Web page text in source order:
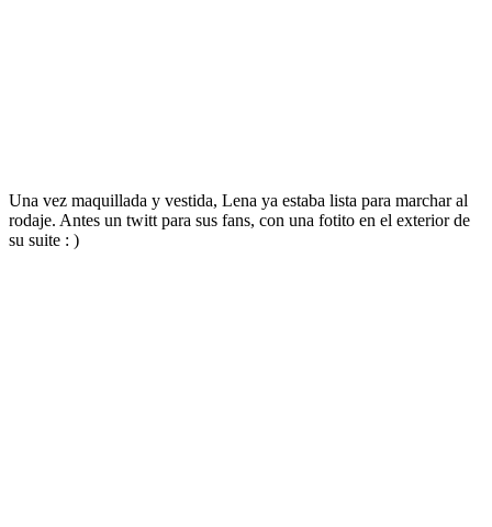
Una vez maquillada y vestida, Lena ya estaba lista para marchar al
rodaje. Antes un twitt para sus fans, con una fotito en el exterior de
su suite : )